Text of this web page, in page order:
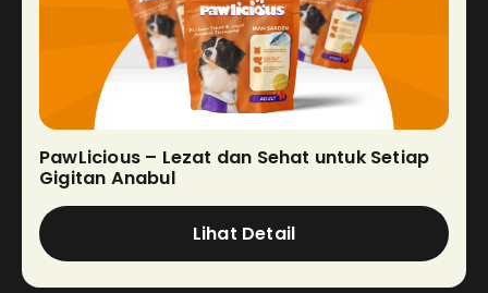
PawLicious – Lezat dan Sehat untuk Setiap
Gigitan Anabul
Lihat Detail